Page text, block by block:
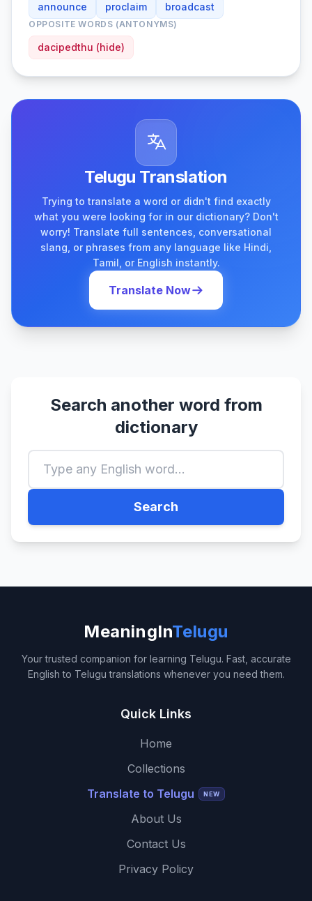
announce proclaim broadcast
OPPOSITE WORDS (ANTONYMS)
dacipedthu (hide)
Telugu Translation
Trying to translate a word or didn't find exactly
what you were looking for in our dictionary? Don't
worry! Translate full sentences, conversational
slang, or phrases from any language like Hindi,
Tamil, or English instantly.
Translate Now
Search another word from
dictionary
Search
MeaningInTelugu
Your trusted companion for learning Telugu. Fast, accurate
English to Telugu translations whenever you need them.
Quick Links
Home
Collections
Translate to Telugu
NEW
About Us
Contact Us
Privacy Policy